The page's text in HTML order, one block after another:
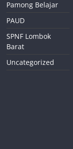
Pamong Belajar
PAUD
SPNF Lombok
Barat
Uncategorized